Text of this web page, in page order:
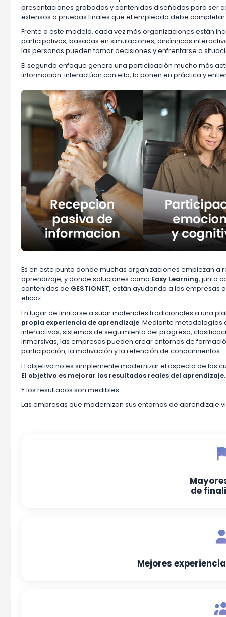
presentaciones grabadas y contenidos diseñados para ser
extensos o pruebas finales que el empleado debe
Frente a este modelo, cada vez más organizaciones están
participativas, basadas en simulaciones, dinámicas
las personas pueden tomar decisiones y enfrentarse a
El segundo enfoque genera una participación mucho más
información: interactúan con ella, la ponen en práctica y
Es en este punto donde muchas organizaciones empiezan
aprendizaje, y donde soluciones como Easy Learning, junto
contenidos de GESTIONET, están ayudando a las empresas
eficaz
En lugar de limitarse a subir materiales tradicionales a una
propia experiencia de aprendizaje. Mediante metodologías
interactivas, sistemas de seguimiento del progreso,
inmersivas, las empresas pueden crear entornos de
participación, la motivación y la retención de conocimientos.
El objetivo no es simplemente modernizar el aspecto de los
El objetivo es mejorar los resultados reales del aprendizaje.
Y los resultados son medibles.
Las empresas que modernizan sus entornos de aprendizaje
de
Mejores